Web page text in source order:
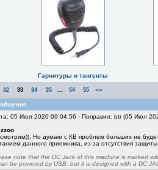
Гарнитуры и тангенты
32 33 34 35 54 55 »»
05 Июл 2020 09:04:56 · Поправил: btr (05 Июл
Но думаю с КВ проблем больших не
данного приемника, из-за отсутствия
note that the DC Jack of this machine is marked
be powered by USB, but it is designed with a DC